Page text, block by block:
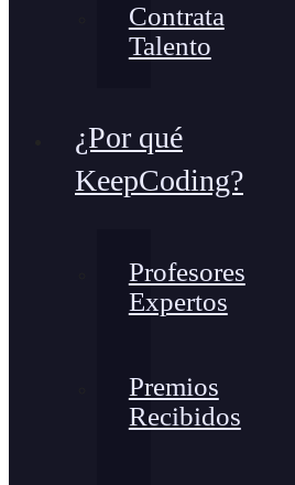
Contrata
Talento
¿Por qué
KeepCoding?
Profesores
Expertos
Premios
Recibidos